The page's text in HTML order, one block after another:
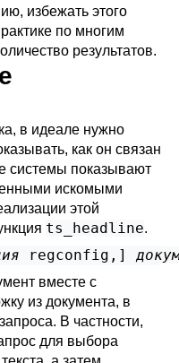
избежать этого
по многим
результатов.
в идеале нужно
как он связан
системы показывают
искомыми
этой
ts_headline.
regconfig , ]
вместе с
из документа, в
В частности,
для выбора